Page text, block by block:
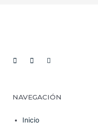
NAVEGACIÓN
Inicio